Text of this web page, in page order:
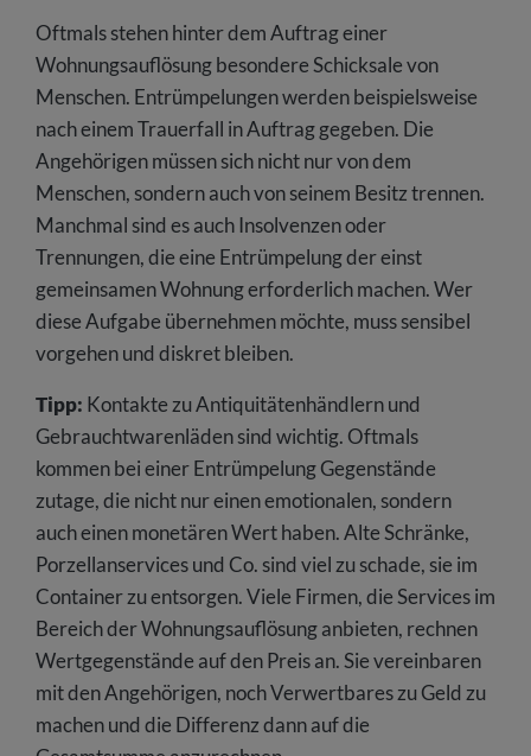
Oftmals stehen hinter dem Auftrag einer
Wohnungsauflösung besondere Schicksale von
Menschen. Entrümpelungen werden beispielsweise
nach einem Trauerfall in Auftrag gegeben. Die
Angehörigen müssen sich nicht nur von dem
Menschen, sondern auch von seinem Besitz trennen.
Manchmal sind es auch Insolvenzen oder
Trennungen, die eine Entrümpelung der einst
gemeinsamen Wohnung erforderlich machen. Wer
diese Aufgabe übernehmen möchte, muss sensibel
vorgehen und diskret bleiben.
Tipp: Kontakte zu Antiquitätenhändlern und
Gebrauchtwarenläden sind wichtig. Oftmals
kommen bei einer Entrümpelung Gegenstände
zutage, die nicht nur einen emotionalen, sondern
auch einen monetären Wert haben. Alte Schränke,
Porzellanservices und Co. sind viel zu schade, sie im
Container zu entsorgen. Viele Firmen, die Services im
Bereich der Wohnungsauflösung anbieten, rechnen
Wertgegenstände auf den Preis an. Sie vereinbaren
mit den Angehörigen, noch Verwertbares zu Geld zu
machen und die Differenz dann auf die